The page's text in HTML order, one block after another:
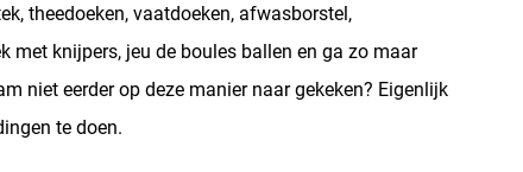
theedoeken, vaatdoeken, afwasborstel,
met knijpers, jeu de boules ballen en ga zo maar
niet eerder op deze manier naar gekeken? Eigenlijk
te doen.